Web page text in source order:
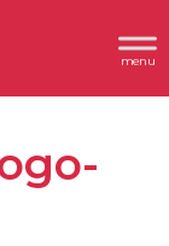
Header
Rechts